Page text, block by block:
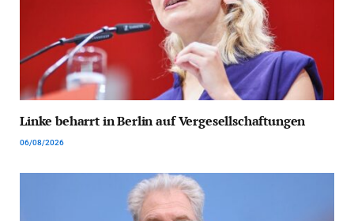
Linke beharrt in Berlin auf Vergesellschaftungen
06/08/2026